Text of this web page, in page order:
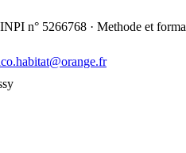
n° 5266768 · Methode et